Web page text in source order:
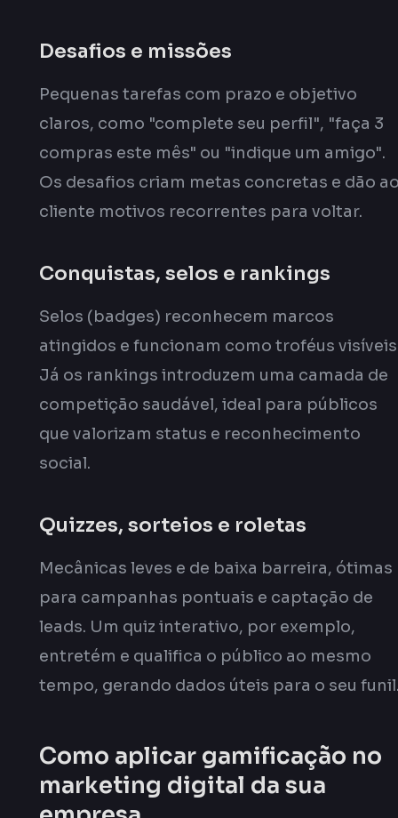
Desafios e missões
Pequenas tarefas com prazo e objetivo
claros, como "complete seu perfil", "faça 3
compras este mês" ou "indique um amigo".
Os desafios criam metas concretas e dão
cliente motivos recorrentes para voltar.
Conquistas, selos e rankings
Selos (badges) reconhecem marcos
atingidos e funcionam como troféus
Já os rankings introduzem uma camada de
competição saudável, ideal para públicos
que valorizam status e reconhecimento
social.
Quizzes, sorteios e roletas
Mecânicas leves e de baixa barreira, ótimas
para campanhas pontuais e captação de
leads. Um quiz interativo, por exemplo,
entretém e qualifica o público ao mesmo
tempo, gerando dados úteis para o seu
Como aplicar gamificação no
marketing digital da sua